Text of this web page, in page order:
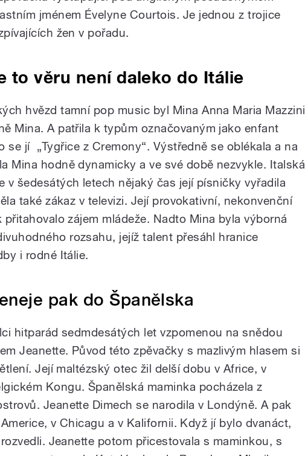
jménem Évelyne Courtois. Je jednou z trojice
žen v pořadu.
to věru není daleko do Itálie
hvězd tamní pop music byl Mina Anna Maria Mazzini
Mina. A patřila k typům označovaným jako enfant
se jí „Tygřice z Cremony“. Výstředně se oblékala a na
Mina hodně dynamicky a ve své době nezvykle. Italská
v šedesátých letech nějaký čas její písničky vyřadila
také zákaz v televizi. Její provokativní, nekonvenční
přitahovalo zájem mládeže. Nadto Mina byla výborná
rozsahu, jejíž talent přesáhl hranice
i rodné Itálie.
pak do Španělska
hitparád sedmdesátých let vzpomenou na snědou
Jeanette. Původ této zpěvačky s mazlivým hlasem si
Její maltézský otec žil delší dobu v Africe, v
Kongu. Španělská maminka pocházela z
Jeanette Dimech se narodila v Londýně. A pak
v Chicagu a v Kalifornii. Když jí bylo dvanáct,
Jeanette potom přicestovala s maminkou, s